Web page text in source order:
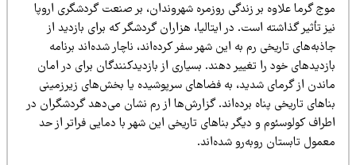
گرما علاوه بر زندگی روزمره شهروندان، بر صنعت گردشگری اروپا
تأثیر گذاشته است. در ایتالیا، هزاران گردشگر که برای بازدید از
تاریخی رم به این شهر سفر کرده‌اند، ناچار شده‌اند برنامه
خود را تغییر دهند. بسیاری از بازدیدکنندگان برای در امان
از گرمای شدید، به فضاهای سرپوشیده یا بخش‌های زیرزمینی
تاریخی پناه برده‌اند. گزارش‌ها از رم نشان می‌دهد گردشگران در
کولوسئوم و دیگر بناهای تاریخی این شهر با دمایی فراتر از حد
تابستان روبه‌رو شده‌اند.